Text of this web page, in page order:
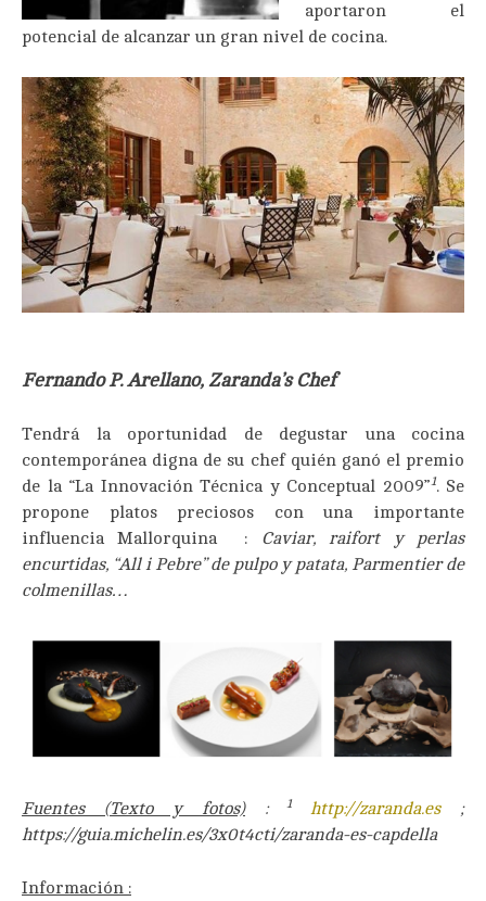
aportaron el
potencial de alcanzar un gran nivel de cocina.
Fernando P. Arellano, Zaranda’s Chef
Tendrá la oportunidad de degustar una cocina
contemporánea digna de su chef quién ganó el premio
de la “La Innovación Técnica y Conceptual 2009”1. Se
propone platos preciosos con una importante
influencia Mallorquina : Caviar, raifort y perlas
encurtidas, “All i Pebre” de pulpo y patata, Parmentier de
colmenillas…
Fuentes (Texto y fotos):1 http://zaranda.es;
https://guia.michelin.es/3x0t4cti/zaranda-es-capdella
Información :